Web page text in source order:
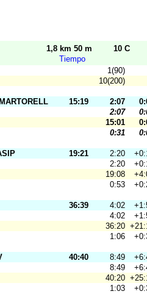
1,8 km 50 m
10 C
Tiempo
1(90)
10(200)
15:19 2:07
2:07
15:01
0:31
19:21 2:20
2:20
19:08
0:53
36:39 4:02
4:02
36:20
1:06
40:40 8:49
8:49
40:20
1:03